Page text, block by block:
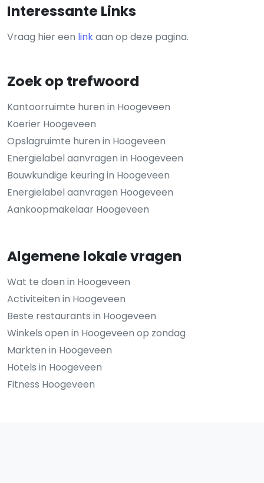
Interessante Links
Vraag hier een linkaan op deze pagina.
Zoek op trefwoord
Kantoorruimte huren in Hoogeveen
Koerier Hoogeveen
Opslagruimte huren in Hoogeveen
Energielabel aanvragen in Hoogeveen
Bouwkundige keuring in Hoogeveen
Energielabel aanvragen Hoogeveen
Aankoopmakelaar Hoogeveen
Algemene lokale vragen
Wat te doen in Hoogeveen
Activiteiten in Hoogeveen
Beste restaurants in Hoogeveen
Winkels open in Hoogeveen op zondag
Markten in Hoogeveen
Hotels in Hoogeveen
Fitness Hoogeveen